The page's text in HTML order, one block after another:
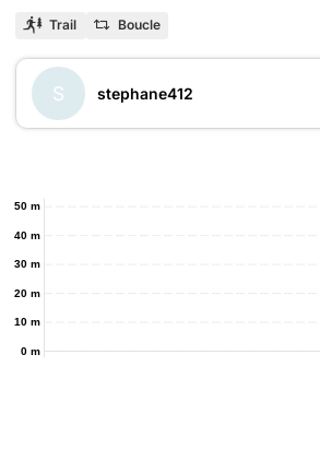
Trail Boucle
S stephane412
0 m
10 m
20 m
30 m
40 m
50 m